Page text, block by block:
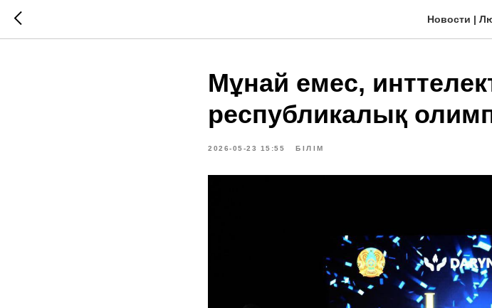
Новости |
Мұнай емес,
республикалық
2026-05-23 15:55 БІЛІМ